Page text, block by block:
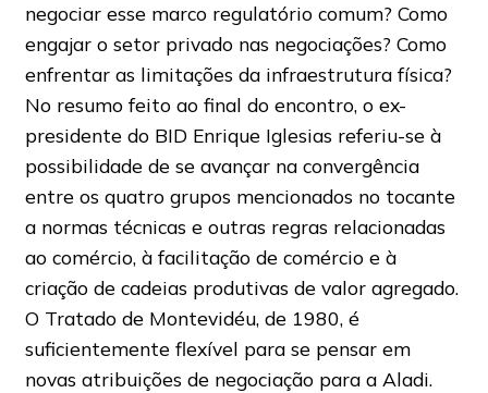
negociar esse marco regulatório comum? Como
engajar o setor privado nas negociações? Como
enfrentar as limitações da infraestrutura física?
No resumo feito ao final do encontro, o ex-
presidente do BID Enrique Iglesias referiu-se à
possibilidade de se avançar na convergência
entre os quatro grupos mencionados no tocante
a normas técnicas e outras regras relacionadas
ao comércio, à facilitação de comércio e à
criação de cadeias produtivas de valor agregado.
O Tratado de Montevidéu, de 1980, é
suficientemente flexível para se pensar em
novas atribuições de negociação para a Aladi.